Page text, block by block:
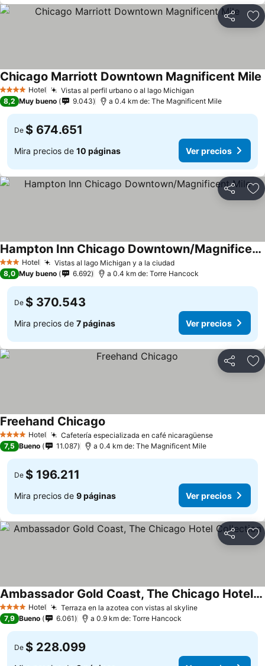
Compartir
4 EstrellasHotel Vistas al perfil urbano o al lago Michigan
Chicago Marriott Downtown Magnificent Mile
8,2 Muy bueno 9.043 a 0.4 km de: The Magnificent Mile
De $ 674.651
Mira precios de 10 páginas Ver precios
Compartir
3 Estrellas
Hotel Vistas al lago Michigan y a la ciudad
Hampton Inn Chicago Downtown/Magnificent Mile
8,0 Muy bueno 6.692 a 0.4 km de: Torre Hancock
De $ 370.543
Mira precios de 7 páginas Ver precios
Compartir
4 EstrellasHotel Cafetería especializada en café nicaragüense
Freehand Chicago
7,5 Bueno 11.087 a 0.4 km de: The Magnificent Mile
De $ 196.211
Mira precios de 9 páginas Ver precios
Compartir
4 EstrellasHotel Terraza en la azotea con vistas al skyline
Ambassador Gold Coast, The Chicago Hotel Collection
7,9 Bueno 6.061 a 0.9 km de: Torre Hancock
De $ 228.099